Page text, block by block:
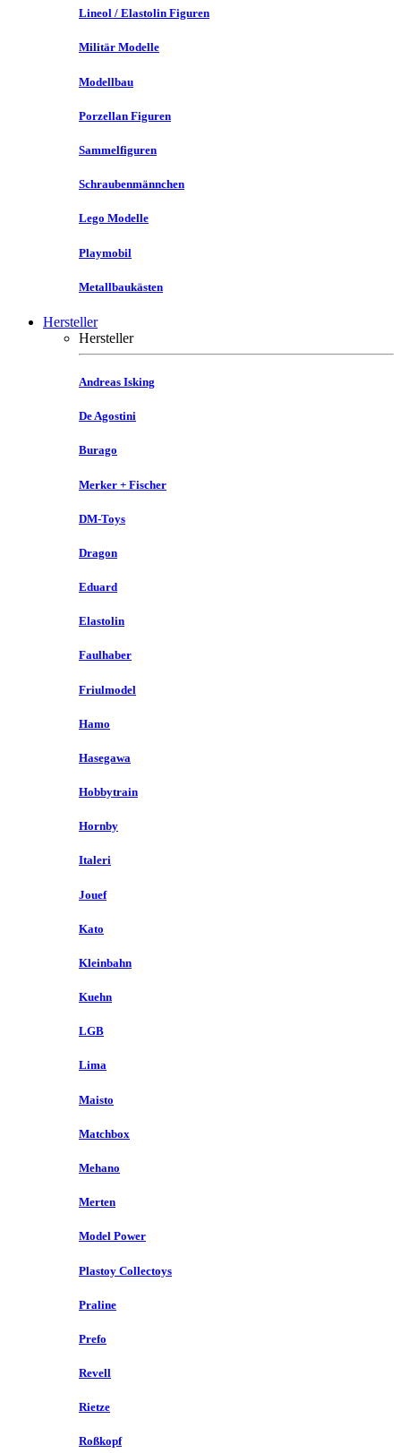
Lineol / Elastolin Figuren
Militär Modelle
Modellbau
Porzellan Figuren
Sammelfiguren
Schraubenmännchen
Lego Modelle
Playmobil
Metallbaukästen
Hersteller
Hersteller
Andreas Isking
De Agostini
Burago
Merker + Fischer
DM-Toys
Dragon
Eduard
Elastolin
Faulhaber
Friulmodel
Hamo
Hasegawa
Hobbytrain
Hornby
Italeri
Jouef
Kato
Kleinbahn
Kuehn
LGB
Lima
Maisto
Matchbox
Mehano
Merten
Model Power
Plastoy Collectoys
Praline
Prefo
Revell
Rietze
Roßkopf